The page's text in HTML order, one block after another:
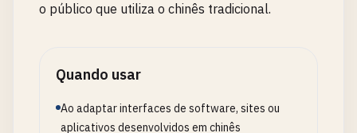
o público que utiliza o chinês tradicional.
Quando usar
Ao adaptar interfaces de software, sites ou
aplicativos desenvolvidos em chinês